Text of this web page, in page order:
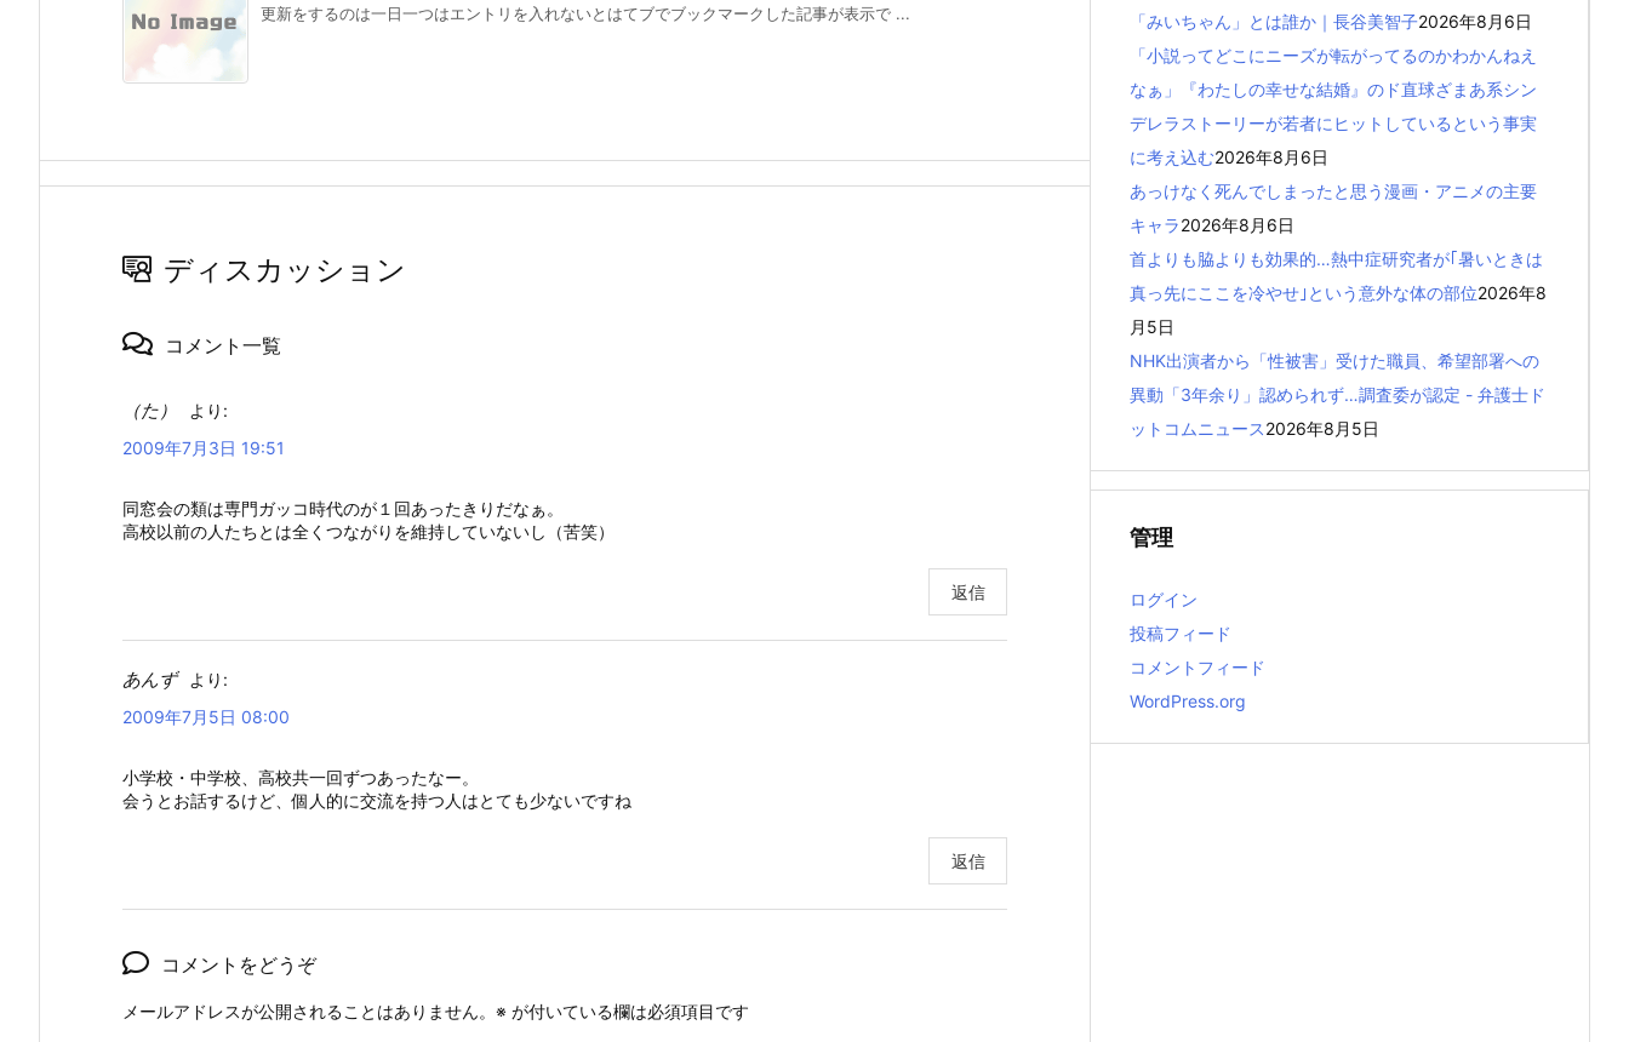
更新をするのは一日一つはエントリを入れないとはてブでブックマークした記事が表示で ...
ディスカッション
コメント一覧
（た）
より:
2009年7月3日 19:51
同窓会の類は専門ガッコ時代のが１回あったきりだなぁ。
高校以前の人たちとは全くつながりを維持していないし（苦笑）
返信
あんず
より:
2009年7月5日 08:00
小学校・中学校、高校共一回ずつあったなー。
会うとお話するけど、個人的に交流を持つ人はとても少ないですね
返信
コメントをどうぞ
メールアドレスが公開されることはありません。 ※ が付いている欄は必須項目です
「みいちゃん」とは誰か｜長谷美智子2026年8月6日
「小説ってどこにニーズが転がってるのかわかんねえ
なぁ」『わたしの幸せな結婚』のド直球ざまあ系シン
デレラストーリーが若者にヒットしているという事実
に考え込む2026年8月6日
あっけなく死んでしまったと思う漫画・アニメの主要
キャラ2026年8月6日
首よりも脇よりも効果的…熱中症研究者が｢暑いときは
真っ先にここを冷やせ｣という意外な体の部位2026年8
月5日
NHK出演者から「性被害」受けた職員、希望部署への
異動「3年余り」認められず…調査委が認定 - 弁護士ド
ットコムニュース2026年8月5日
管理
ログイン
投稿フィード
コメントフィード
WordPress.org